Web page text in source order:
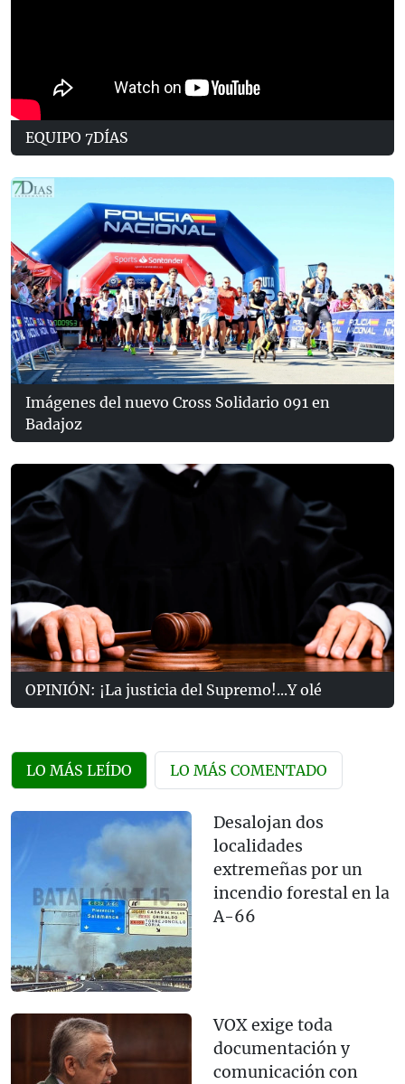
EQUIPO 7DÍAS
Imágenes del nuevo Cross Solidario 091 en
Badajoz
OPINIÓN: ¡La justicia del Supremo!...Y olé
LO MÁS LEÍDO LO MÁS COMENTADO
Desalojan dos
localidades
extremeñas por un
incendio forestal en la
A-66
VOX exige toda
documentación y
comunicación con